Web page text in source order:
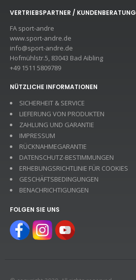
VERTRIEBSPARTNER / KUNDENBERATUNG
FA sport-andre
www.sport-andre.de
info@sport-andre.de
Hofmühlstr.5, 83043 Bad Aibling
+49 1511 5809789
NÜTZLICHE INFORMATIONEN
SICHERHEIT & SERVICE
LIEFERUNG VON PRODUKTEN
ZAHLUNG UND GARANTIE
IMPRESSUM
RÜCKNAHMEGARANTIE
DATENSCHUTZ-BESTIMMUNGEN
ERHEBUNGSRICHTLINIE FÜR COOKIES
GESCHÄFTSBEDINGUNGEN
BENACHRICHTIGUNGEN
FOLGEN SIE UNS